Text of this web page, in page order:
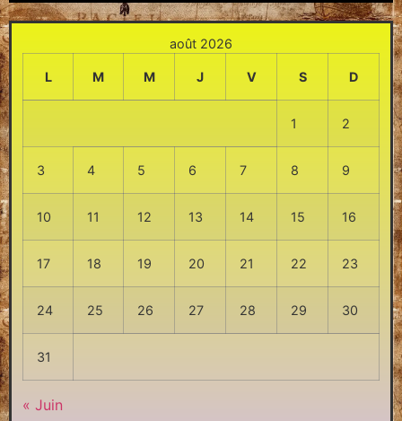
août 2026
L M M J V S D
1 2
3 4 5 6 7 8 9
10 11 12 13 14 15 16
17 18 19 20 21 22 23
24 25 26 27 28 29 30
31
« Juin